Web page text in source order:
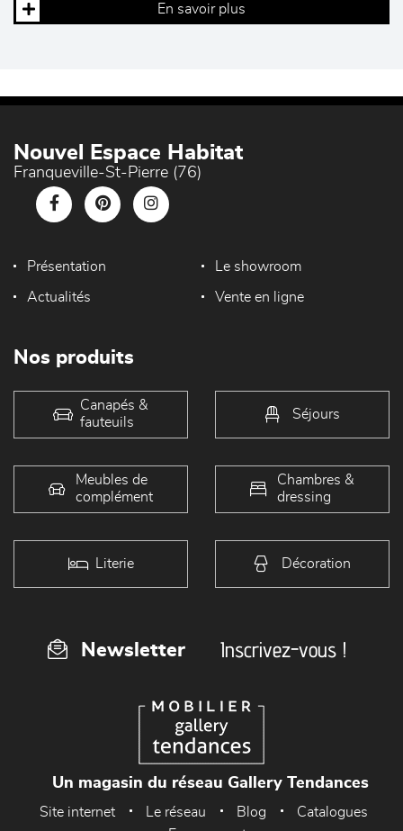
En savoir plus
Nouvel Espace Habitat
Franqueville-St-Pierre (76)
Présentation Le showroom
Actualités Vente en ligne
Nos produits
Canapés &
fauteuils
Séjours
Meubles de
complément
Chambres &
dressing
Literie Décoration
Newsletter Inscrivez-vous !
Un magasin du réseau Gallery Tendances
Site internet Le réseau Blog
Catalogues